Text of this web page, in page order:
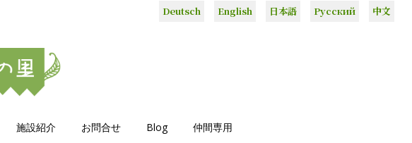
Deutsch English 日本語 Русский 中文
施設紹介 お問合せ Blog 仲間専用